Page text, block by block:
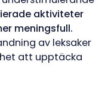
aktiviteter
meningsfull.
av leksaker
att upptäcka